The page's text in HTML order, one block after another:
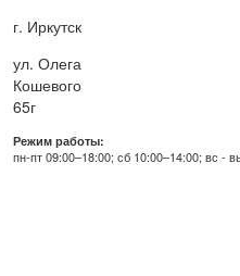
г. Иркутск
ул. Олега
Кошевого
65г
Режим работы:
пн-пт 09:00–18:00; сб 10:00–14:00; вс -